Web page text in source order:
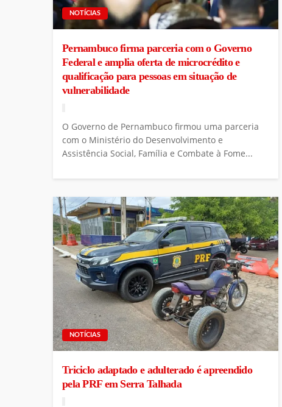
NOTÍCIAS
Pernambuco firma parceria com o Governo
Federal e amplia oferta de microcrédito e
qualificação para pessoas em situação de
vulnerabilidade
O Governo de Pernambuco firmou uma parceria
com o Ministério do Desenvolvimento e
Assistência Social, Família e Combate à Fome...
NOTÍCIAS
Triciclo adaptado e adulterado é apreendido
pela PRF em Serra Talhada